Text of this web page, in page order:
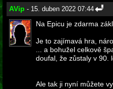
AVip - 15. duben 2022 07:44
Na Epicu je zdarma
Je to zajímavá hra,
... a bohužel celkově
doufal, že zůstaly v 90.
Ale tak ji nyní můžete